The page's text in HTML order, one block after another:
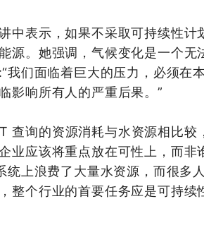
中表示，如果不采取可持续性计
源。她强调，气候变化是一个无
们面临着巨大的压力，必须在
影响所有人的严重后果。”
查询的资源消耗与水资源相比较
业应该将重点放在可性上，而非
上浪费了大量水资源，而很多
整个行业的首要任务应是可持续